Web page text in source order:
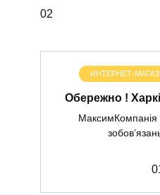
02
ИНТЕРНЕТ-
Обережно !
МаксимКомпанія
0